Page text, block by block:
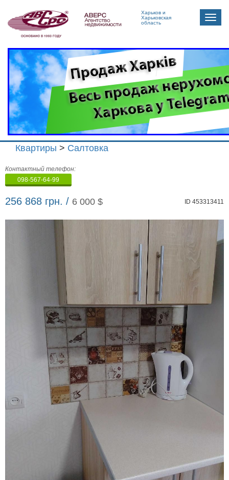
Харьков и
Харьковская
область
Toggle
Квартиры > Салтовка
Агенство
недвижимости
"Аверс"
Контактный телефон:
098-567-64-99
256 868 грн. / 6 000 $ ID 453313411